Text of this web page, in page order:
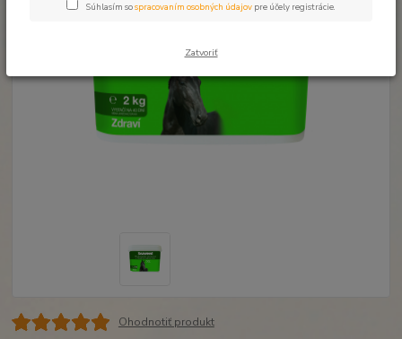
Ohodnotiť produkt
Súhlasím sospracovaním osobných údajov pre účely registrácie.
Zatvoriť